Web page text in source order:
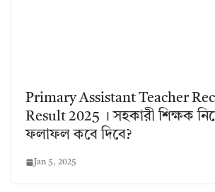
Primary Assistant Teacher
Result 2025 । সহকারী শিক্ষক
ফলাফল কবে দিবে?
Jan 5, 2025